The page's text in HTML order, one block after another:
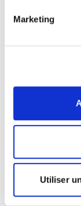
Marketing
Utiliser